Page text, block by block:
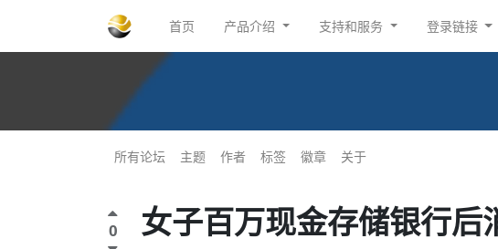
首页 产品介绍 支持和服务 登录链接
所有论坛 主题 作者 标签 徽章 关于
0 女子百万现金存储银行